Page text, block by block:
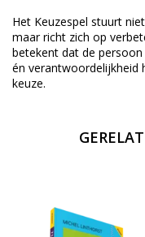
Het Keuzespel stuurt
maar richt zich op
betekent dat de
én verantwoordelijkheid
keuze.